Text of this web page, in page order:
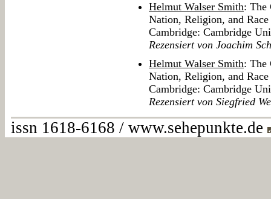
Helmut Walser Smith: The
Nation, Religion, and
Cambridge: Cambridge
Rezensiert von Joachim
Helmut Walser Smith: The
Nation, Religion, and
Cambridge: Cambridge
Rezensiert von Siegfried
issn 1618-6168 / www.sehepunkte.de